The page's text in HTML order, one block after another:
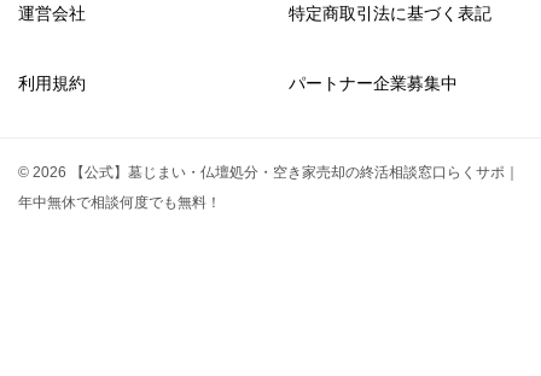
運営会社 特定商取引法に基づく表記
利用規約 パートナー企業募集中
© 2026 【公式】墓じまい・仏壇処分・空き家売却の終活相談窓口らくサポ｜
年中無休で相談何度でも無料！